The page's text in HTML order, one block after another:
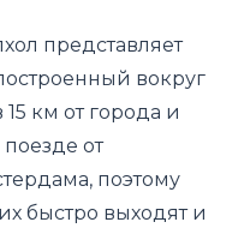
представляет
вокруг
км от города и
поезде от
поэтому
быстро выходят и